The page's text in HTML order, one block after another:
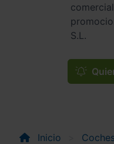
S.L.
Inicio